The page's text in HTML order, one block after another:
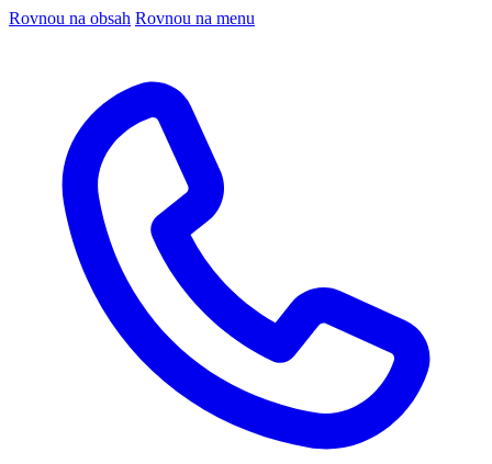
Rovnou na obsah Rovnou na menu